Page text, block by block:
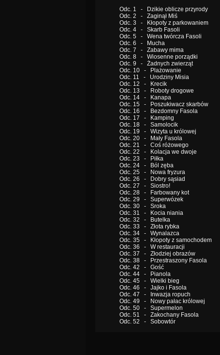
Odc. 1 - Dzikie oblicze przyrody
Odc. 2 - Zaginął Miś
Odc. 3 - Kłopoty z parkowaniem
Odc. 4 - Skarb Fasoli
Odc. 5 - Wena twórcza Fasoli
Odc. 6 - Mucha
Odc. 7 - Zabawy mima
Odc. 8 - Wiosenne porządki
Odc. 9 - Żadnych zwierząt
Odc. 10 - Plażowanie
Odc. 11 - Urodziny Misia
Odc. 12 - Krecik
Odc. 13 - Roboty drogowe
Odc. 14 - Kanapa
Odc. 15 - Poszukiwacz skarbów
Odc. 16 - Bezdomny Fasola
Odc. 17 - Kamping
Odc. 18 - Samolocik
Odc. 19 - Wizyta u królowej
Odc. 20 - Mały Fasola
Odc. 21 - Coś różowego
Odc. 22 - Kolacja we dwoje
Odc. 23 - Piłka
Odc. 24 - Ból zęba
Odc. 25 - Nowa fryzura
Odc. 26 - Dobry sąsiad
Odc. 27 - Siostro!
Odc. 28 - Farbowany kot
Odc. 29 - Superwózek
Odc. 30 - Sroka
Odc. 31 - Kocia niania
Odc. 32 - Butelka
Odc. 33 - Złota rybka
Odc. 34 - Wynalazca
Odc. 35 - Kłopoty z samochodem
Odc. 36 - W restauracji
Odc. 37 - Złodziej obrazów
Odc. 38 - Przestraszony Fasola
Odc. 42 - Gość
Odc. 44 - Pianola
Odc. 45 - Wielki bieg
Odc. 46 - Jajko i Fasola
Odc. 47 - Inwazja ropuch
Odc. 49 - Nowy pałac królowej
Odc. 50 - Supermelon
Odc. 51 - Zakochany Fasola
Odc. 52 - Sobowtór